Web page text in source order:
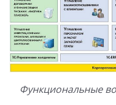
Функциональные